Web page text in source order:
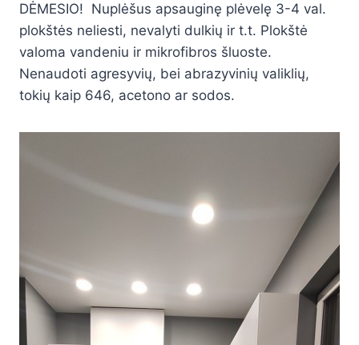
DĖMESIO! Nuplėšus apsauginę plėvelę 3-4 val.
plokštės neliesti, nevalyti dulkių ir t.t. Plokštė
valoma vandeniu ir mikrofibros šluoste.
Nenaudoti agresyvių, bei abrazyvinių valiklių,
tokių kaip 646, acetono ar sodos.